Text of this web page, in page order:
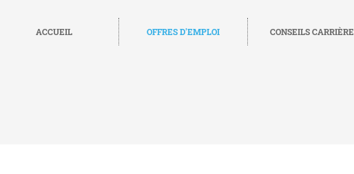
ACCUEIL OFFRES D'EMPLOI CONSEILS CARRIÈRE